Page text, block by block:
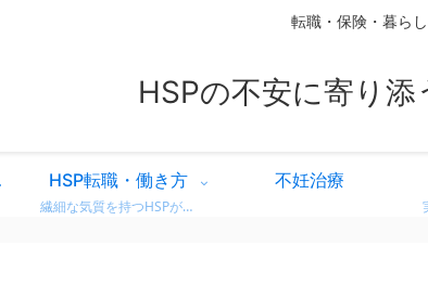
転職・保険・暮ら
HSPの不安に寄り
ページ HSP転職・働き方
繊細な気質を持つHSPが、自分に合った働き方を見つけるための情報をまとめています。 営業職での転職体験談や、向いている仕事・避けたい職場の特徴など、リアルな視点からお届け。 「もう我慢しない」働き方を一緒に考えてみませんか？
不妊治療